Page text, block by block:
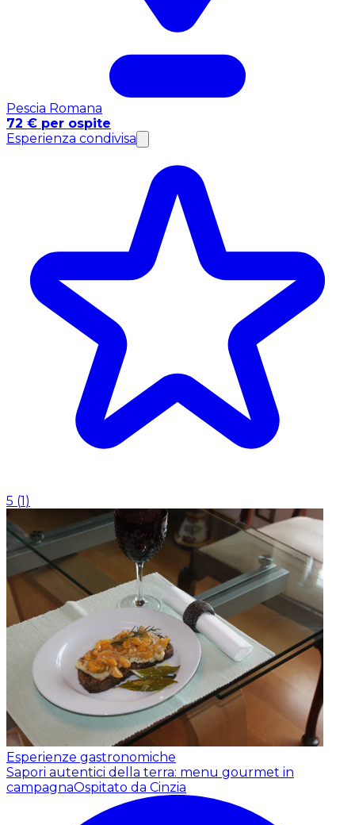
Pescia Romana
72 € per ospite
Esperienza condivisa
5 (1)
Esperienze gastronomiche
Sapori autentici della terra: menu gourmet in
campagnaOspitato da Cinzia